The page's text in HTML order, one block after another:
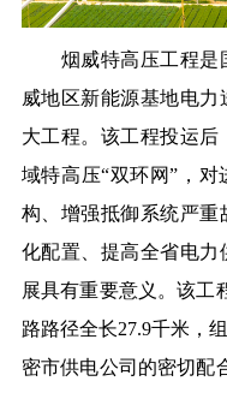
烟威特高压工程是
威地区新能源基地电
大工程。该工程投运
域特高压“双环网”，
构、增强抵御系统严
化配置、提高全省电
展具有重要意义。该工
路路径全长27.9千米，
密市供电公司的密切配